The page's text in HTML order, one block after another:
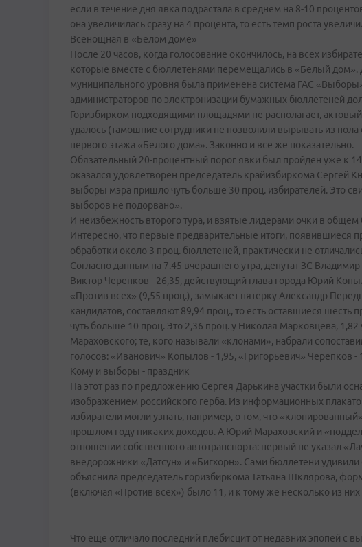
если в течение дня явка подрастала в среднем на 8-10
она увеличилась сразу на 4 процента, то есть темп роста
Всенощная в «Белом доме»
После 20 часов, когда голосование окончилось, на всех
которые вместе с бюллетенями перемещались в «Белый
муниципального уровня была применена система ГАС
администраторов по электронизации бумажных бюллетеней
Горизбирком подходящими площадями не располагает,
удалось (тамошние сотрудники не позволили вырывать из
первого этажа «Белого дома». Законно и все же показательно.
Обязательный 20-процентный порог явки был пройден уже к
оказался удовлетворен председатель крайизбиркома Сергей
выборы мэра пришло чуть больше 30 проц. избирателей. Это
выборов не подорвано».
И неизбежность второго тура, и взятые лидерами очки в
Интересно, что первые предварительные итоги, появившиеся
обработки около 3 проц. бюллетеней, практически не
Согласно данным на 7.45 вчерашнего утра, депутат ЗС
Виктор Черепков - 26,35, действующий глава города Юрий
«Против всех» (9,55 проц.), замыкает пятерку Александр
кандидатов, составляют 89,94 проц., то есть оставшиеся
чуть больше 10 проц. Это 2,36 проц. у Николая Марковцева,
Мараховского; те, кого называли «клонами», набрали
голосов: «Иванович» Копылов - 1,95, «Григорьевич» Черепков -
Кому и выборы - праздник
На этот раз по предложению Сергея Дарькина участки были
изображением российского герба. Из информационных
избиратели могли узнать, например, о том, что
прошлом году никаких доходов. А Юрий Мараховский и
отношении собственного автотранспорта: первый не указал
внедорожники «Датсун» и «Бигхорн». Сами бюллетени
объяснила председатель горизбиркома Татьяна Шклярова,
(включая «Против всех») было 11, и к тому же несколько из
Что еще отличало последний плебисцит от недавних эпопей с